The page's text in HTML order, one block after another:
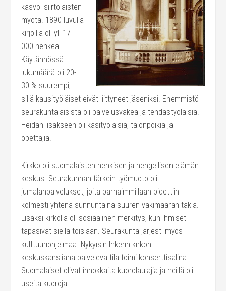
kasvoi siirtolaisten
myötä. 1890-luvulla
kirjoilla oli yli 17
000 henkeä.
Käytännössä
lukumäärä oli 20-
30 % suurempi,
sillä kausityöläiset eivät liittyneet jäseniksi. Enemmistö
seurakuntalaisista oli palvelusväkeä ja tehdastyöläisiä.
Heidän lisäkseen oli käsityöläisiä, talonpoikia ja
opettajia.
Kirkko oli suomalaisten henkisen ja hengellisen elämän
keskus. Seurakunnan tärkein työmuoto oli
jumalanpalvelukset, joita parhaimmillaan pidettiin
kolmesti yhtenä sunnuntaina suuren väkimäärän takia.
Lisäksi kirkolla oli sosiaalinen merkitys, kun ihmiset
tapasivat siellä toisiaan. Seurakunta järjesti myös
kulttuuriohjelmaa. Nykyisin Inkerin kirkon
keskuskansliana palveleva tila toimi konserttisalina.
Suomalaiset olivat innokkaita kuorolaulajia ja heillä oli
useita kuoroja.